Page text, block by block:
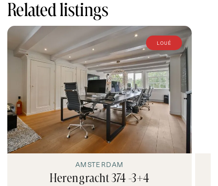
Related listings
loué
AMSTERDAM
Herengracht 374 -3+4